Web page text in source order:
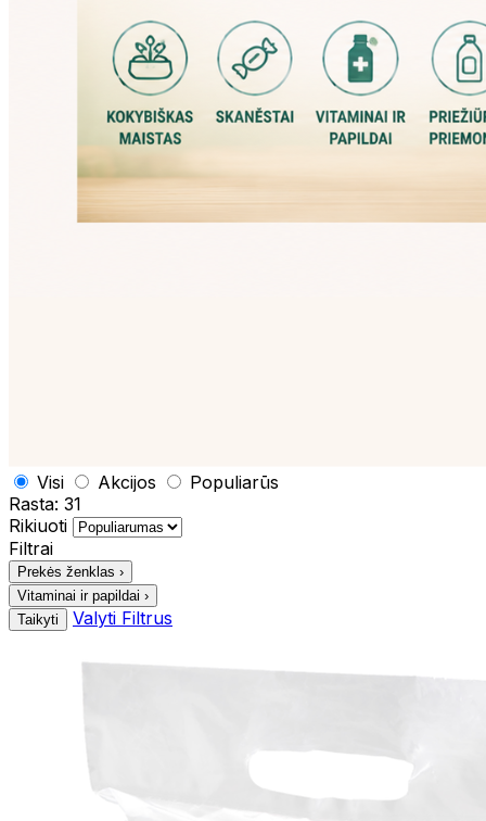
Visi Akcijos
Populiarūs
Rasta: 31
Rikiuoti
Filtrai
Prekės ženklas ›
Vitaminai ir papildai ›
Taikyti
Valyti Filtrus